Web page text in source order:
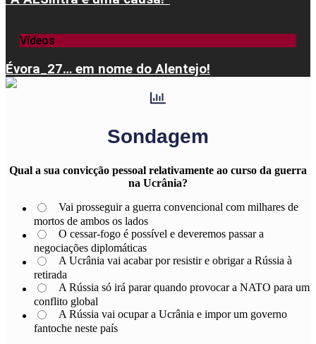
Vídeos
Évora_27… em nome do Alentejo!
Sondagem
Qual a sua convicção pessoal relativamente ao curso da guerra
na Ucrânia?
Vai prosseguir a guerra convencional com milhares de
mortos de ambos os lados
O cessar-fogo é possível e deveremos passar a
negociações diplomáticas
A Ucrânia vai acabar por resistir e obrigar a Rússia à
retirada
A Rússia só irá parar quando provocar a NATO para um
conflito global
A Rússia vai ocupar a Ucrânia e impor um governo
fantoche neste país